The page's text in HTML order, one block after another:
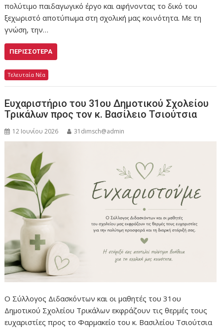
πολύτιμο παιδαγωγικό έργο και αφήνοντας το δικό του
ξεχωριστό αποτύπωμα στη σχολική μας κοινότητα. Με τη
γνώση, την…
ΠΕΡΙΣΣΌΤΕΡΑ
Τελευταία Νέα
Ευχαριστήριο του 31ου Δημοτικού Σχολείου
Τρικάλων προς τον κ. Βασίλειο Τσιούτσια
12 Ιουνίου 2026 31dimsch@admin
Ο Σύλλογος Διδασκόντων και οι μαθητές του 31ου
Δημοτικού Σχολείου Τρικάλων εκφράζουν τις θερμές τους
ευχαριστίες προς το Φαρμακείο του κ. Βασιλείου Τσιούτσια